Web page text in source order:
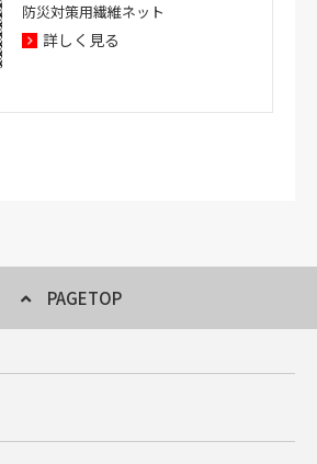
防災対策用繊維ネット
詳しく見る
PAGETOP